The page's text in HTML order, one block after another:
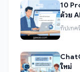
10
ด้วย AI
ทิปเทค
ใหม่